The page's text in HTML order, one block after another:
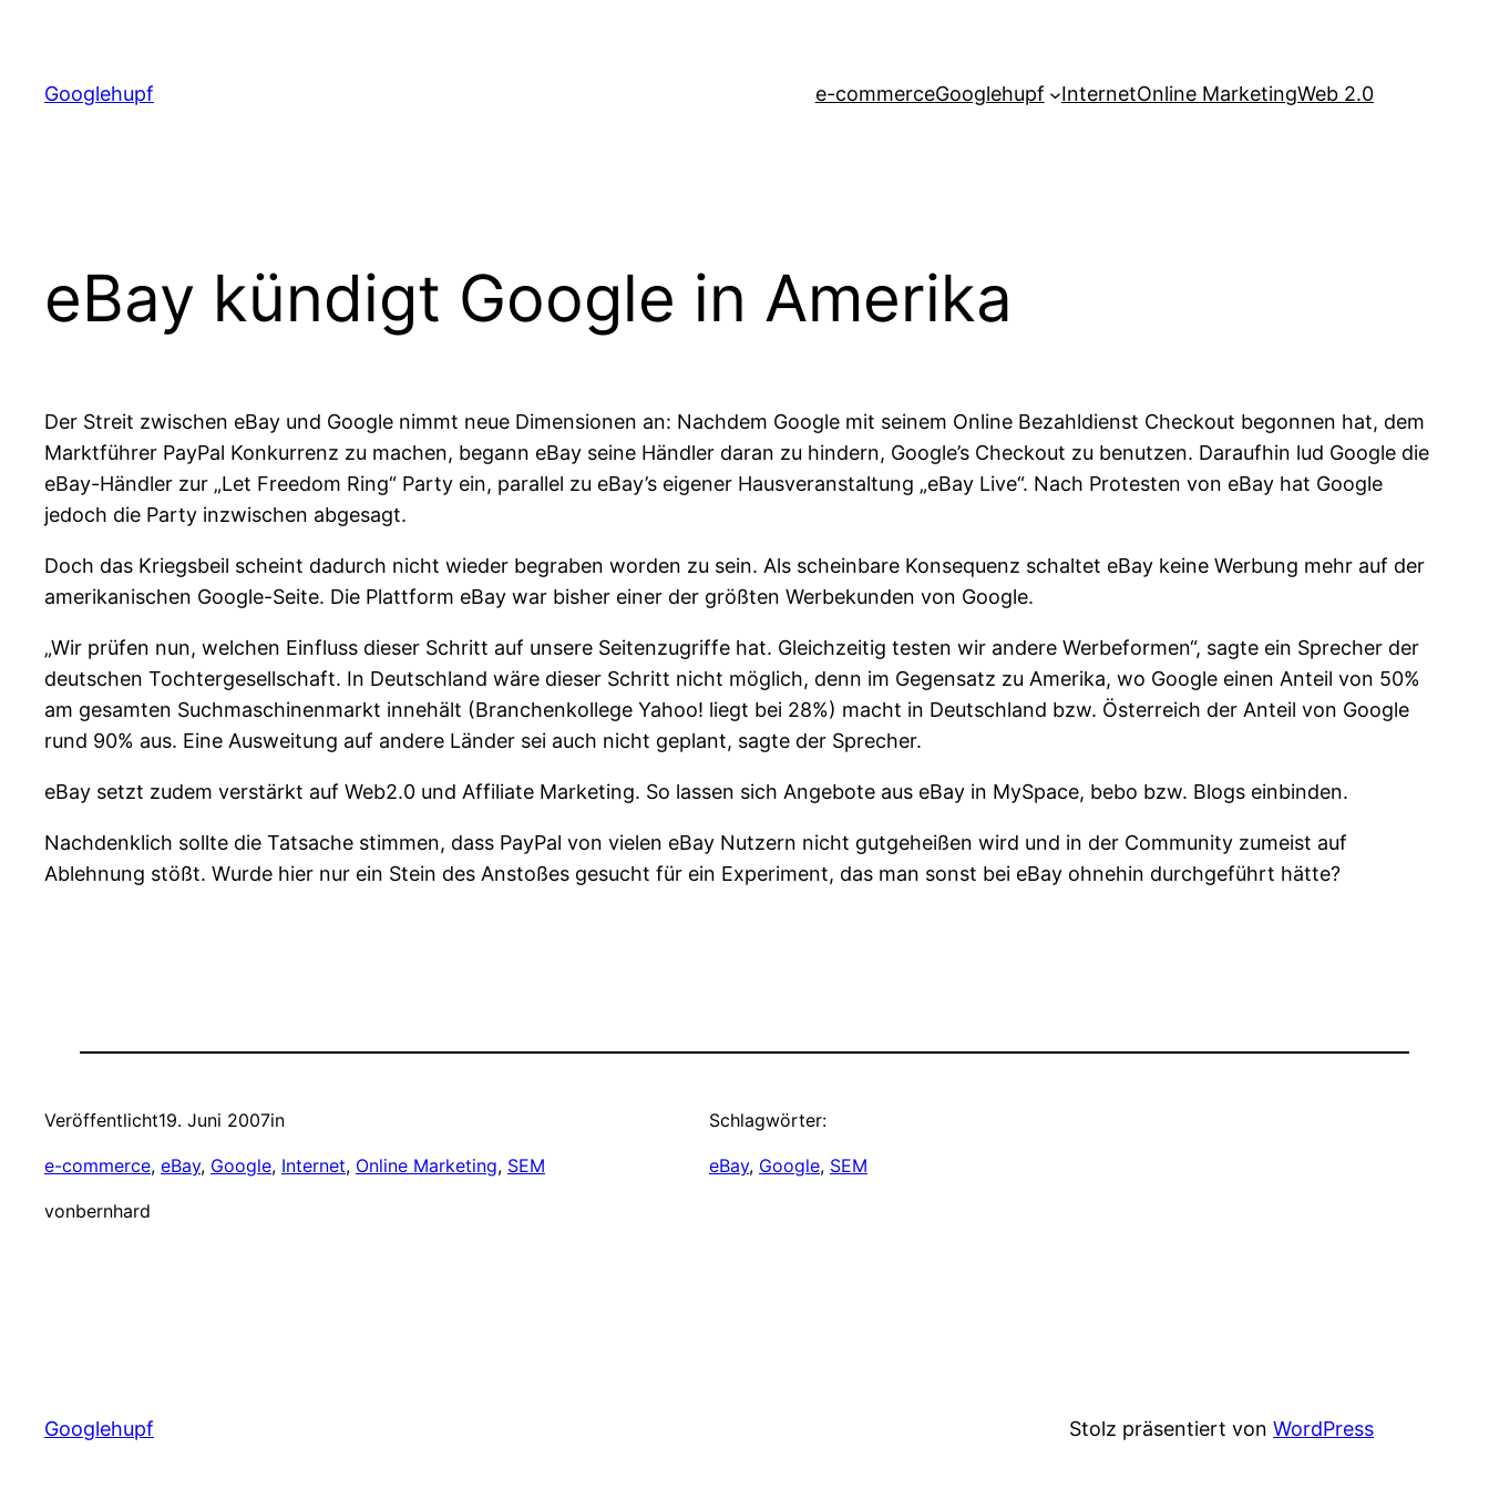
springen
Googlehupf e-commerceGooglehupf InternetOnline MarketingWeb 2.0
eBay kündigt Google in Amerika
Der Streit zwischen eBay und Google nimmt neue Dimensionen an: Nachdem Google mit seinem Online Bezahldienst Checkout begonnen hat, dem
Marktführer PayPal Konkurrenz zu machen, begann eBay seine Händler daran zu hindern, Google’s Checkout zu benutzen. Daraufhin lud Google die
eBay-Händler zur „Let Freedom Ring“ Party ein, parallel zu eBay’s eigener Hausveranstaltung „eBay Live“. Nach Protesten von eBay hat Google
jedoch die Party inzwischen abgesagt.
Doch das Kriegsbeil scheint dadurch nicht wieder begraben worden zu sein. Als scheinbare Konsequenz schaltet eBay keine Werbung mehr auf der
amerikanischen Google-Seite. Die Plattform eBay war bisher einer der größten Werbekunden von Google.
„Wir prüfen nun, welchen Einfluss dieser Schritt auf unsere Seitenzugriffe hat. Gleichzeitig testen wir andere Werbeformen“, sagte ein Sprecher der
deutschen Tochtergesellschaft. In Deutschland wäre dieser Schritt nicht möglich, denn im Gegensatz zu Amerika, wo Google einen Anteil von 50%
am gesamten Suchmaschinenmarkt innehält (Branchenkollege Yahoo! liegt bei 28%) macht in Deutschland bzw. Österreich der Anteil von Google
rund 90% aus. Eine Ausweitung auf andere Länder sei auch nicht geplant, sagte der Sprecher.
eBay setzt zudem verstärkt auf Web2.0 und Affiliate Marketing. So lassen sich Angebote aus eBay in MySpace, bebo bzw. Blogs einbinden.
Nachdenklich sollte die Tatsache stimmen, dass PayPal von vielen eBay Nutzern nicht gutgeheißen wird und in der Community zumeist auf
Ablehnung stößt. Wurde hier nur ein Stein des Anstoßes gesucht für ein Experiment, das man sonst bei eBay ohnehin durchgeführt hätte?
Veröffentlicht19. Juni 2007in
e-commerce, eBay, Google, Internet, Online Marketing, SEM
vonbernhard
Schlagwörter:
eBay, Google, SEM
Googlehupf Stolz präsentiert von WordPress